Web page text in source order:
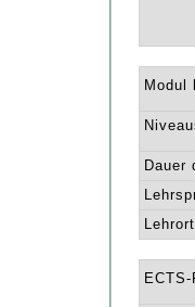
Modul
Dauer